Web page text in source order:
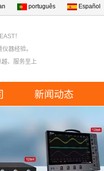
português Español
！
器经验。
、服务至上
新闻动态